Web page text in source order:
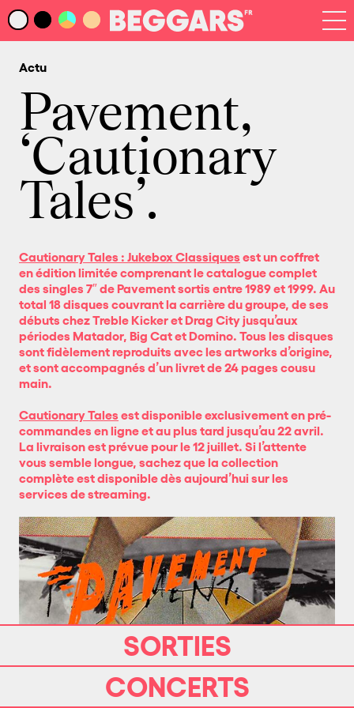
Actu
Pavement,
‘Cautionary
Tales’.
Cautionary Tales : Jukebox Classiques est un coffret
en édition limitée comprenant le catalogue complet
des singles 7″ de Pavement sortis entre 1989 et 1999. Au
total 18 disques couvrant la carrière du groupe, de ses
débuts chez Treble Kicker et Drag City jusqu’aux
périodes Matador, Big Cat et Domino. Tous les disques
sont fidèlement reproduits avec les artworks d’origine,
et sont accompagnés d’un livret de 24 pages cousu
main.
Cautionary Tales est disponible exclusivement en pré-
commandes en ligne et au plus tard jusqu’au 22 avril.
La livraison est prévue pour le 12 juillet. Si l’attente
vous semble longue, sachez que la collection
complète est disponible dès aujourd’hui sur les
services de streaming.
SORTIES
CONCERTS